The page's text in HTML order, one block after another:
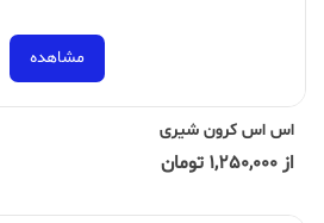
مشاهده
اس اس کرون شیری
از 1,250,000 تومان